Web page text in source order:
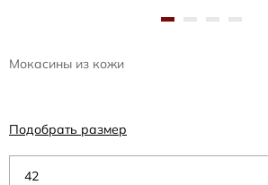
Мокасины из кожи
42
Подобрать размер